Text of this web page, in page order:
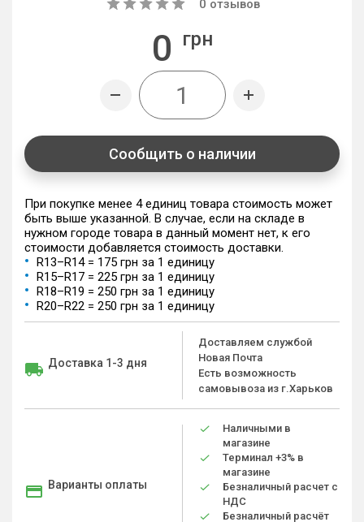
0 отзывов
0 грн
Сообщить о наличии
При покупке менее 4 единиц товара стоимость может
быть выше указанной. В случае, если на складе в
нужном городе товара в данный момент нет, к его
стоимости добавляется стоимость доставки.
R13–R14 = 175 грн за 1 единицу
R15–R17 = 225 грн за 1 единицу
R18–R19 = 250 грн за 1 единицу
R20–R22 = 250 грн за 1 единицу
Доставка 1-3 дня
Доставляем службой
Новая Почта
Есть возможность
самовывоза из г.Харьков
Варианты оплаты
Наличными в
магазине
Терминал +3% в
магазине
Безналичный расчет с
НДС
Безналичный расчёт